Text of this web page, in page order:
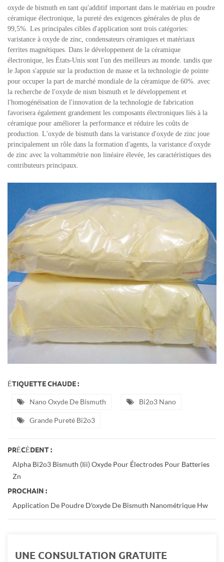
oxyde de bismuth en tant qu'additif important dans le matériau en poudre
céramique électronique, la pureté des exigences générales de plus de
99,5%. Les principales cibles d'application sont trois catégories:
varistance à oxyde de zinc, condensateurs céramiques et matériaux
ferrites magnétiques. Dans le développement de la céramique
électronique, les États-Unis sont l'un des meilleurs au monde. tandis que
le Japon s'appuie sur la production de masse et la technologie de pointe
pour occuper la part de marché mondiale de la céramique de 60%. avec
la recherche de l'oxyde de nism bismuth et le développement et
l'homogénéisation de l'innovation de la technologie de fabrication
favorisera également grandement les composants électroniques liés à la
céramique pour améliorer la performance et réduire les coûts de
production. L'oxyde de bismuth dans la varistance d'oxyde de zinc joue
principalement un rôle dans la formation d'agents, la varistance d'oxyde
de zinc avec la voltammétrie non linéaire élevée, les caractéristiques des
contributeurs principaux.
ÉTIQUETTE CHAUDE :
Nano Oxyde De Bismuth Bi2o3 Nano
Grande Pureté Bi2o3
PRÉCÉDENT :
Alpha Bi2o3 Bismuth (iii) Oxyde Pour Électrodes Pour Batteries
Zn
PROCHAIN :
Application De Poudre D'oxyde De Bismuth Nanométrique Hw
UNE CONSULTATION GRATUITE